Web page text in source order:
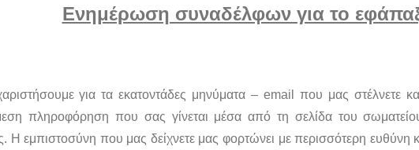
Ενημέρωση συναδέλφων για το
για τα εκατοντάδες μηνύματα – email που μας στέλνετε
πληροφόρηση που σας γίνεται μέσα από τη σελίδα του
Η εμπιστοσύνη που μας δείχνετε μας φορτώνει με περισσότερη ευθύνη